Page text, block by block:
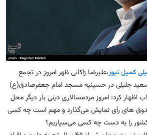
کمیل نیوز،علیرضا زاکانی ظهر امروز در تجمع
جلیلی در حسینیه مسجد امام جعفرصادق(ع)
اظهار کرد: امروز مردمسالاری دینی بار دیگر محل
های رأی نمایش می‌گذارد و مهم است چه کسی
کشور را به دست چه کسی می‌سپاریم؟